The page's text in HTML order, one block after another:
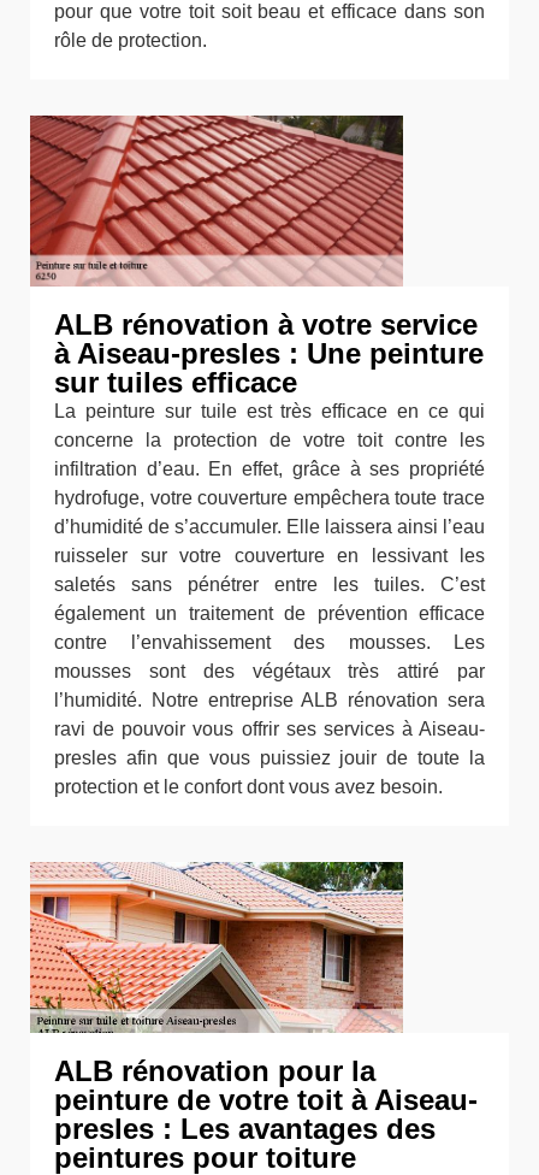
pour que votre toit soit beau et efficace dans son
rôle de protection.
ALB rénovation à votre service
à Aiseau-presles : Une peinture
sur tuiles efficace
La peinture sur tuile est très efficace en ce qui
concerne la protection de votre toit contre les
infiltration d’eau. En effet, grâce à ses propriété
hydrofuge, votre couverture empêchera toute trace
d’humidité de s’accumuler. Elle laissera ainsi l’eau
ruisseler sur votre couverture en lessivant les
saletés sans pénétrer entre les tuiles. C’est
également un traitement de prévention efficace
contre l’envahissement des mousses. Les
mousses sont des végétaux très attiré par
l’humidité. Notre entreprise ALB rénovation sera
ravi de pouvoir vous offrir ses services à Aiseau-
presles afin que vous puissiez jouir de toute la
protection et le confort dont vous avez besoin.
ALB rénovation pour la
peinture de votre toit à Aiseau-
presles : Les avantages des
peintures pour toiture